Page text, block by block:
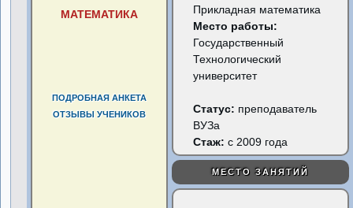
МАТЕМАТИКА
ПОДРОБНАЯ АНКЕТА
ОТЗЫВЫ УЧЕНИКОВ
Прикладная математика
Место работы:
Государственный
Технологический
университет
Статус: преподаватель
ВУЗа
Стаж: с 2009 года
МЕСТО ЗАНЯТИЙ